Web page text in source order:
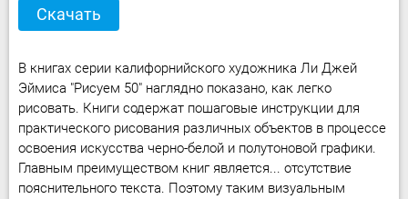
Скачать
В книгах серии калифорнийского художника Ли Джей
Эймиса "Рисуем 50" наглядно показано, как легко
рисовать. Книги содержат пошаговые инструкции для
практического рисования различных объектов в процессе
освоения искусства черно-белой и полутоновой графики.
Главным преимуществом книг является... отсутствие
пояснительного текста. Поэтому таким визуальным